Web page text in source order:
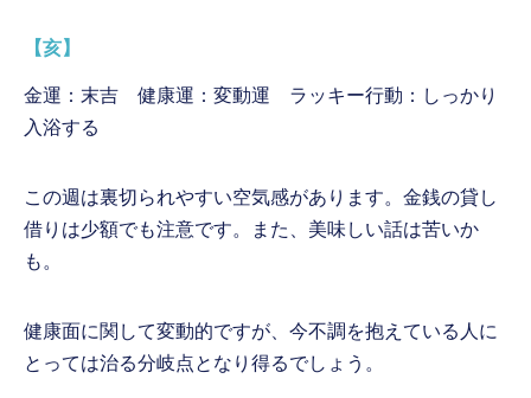
【亥】
金運：末吉 健康運：変動運 ラッキー行動：しっかり
入浴する
この週は裏切られやすい空気感があります。金銭の貸し
借りは少額でも注意です。また、美味しい話は苦いか
も。
健康面に関して変動的ですが、今不調を抱えている人に
とっては治る分岐点となり得るでしょう。